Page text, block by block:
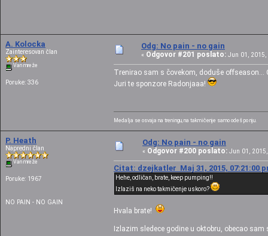
A. Kolocka
Zainteresovan član
Van mreže
Poruke: 336
Odg: No pain - no gain
« Odgovor #201 poslato: Jun 01, 2015,
Trenirao sam s čovekom, doduše offseason...
Juri te sponzore Radonjaaa!
Medalja se osvaja na treningu, na takmičenje samo odeš po nju.
P. Heath
Napredni član
Van mreže
Poruke: 1967
NO PAIN - NO GAIN
Odg: No pain - no gain
« Odgovor #200 poslato: Jun 01,
Citat: dzejkatler Maj 31, 2015, 07:21:00
Hehe, odličan, brate, keep pumping!!
Izlaziš na neko takmičenje uskoro?
Hvala brate!
Izlazim sledece godine u oktobru, obecao